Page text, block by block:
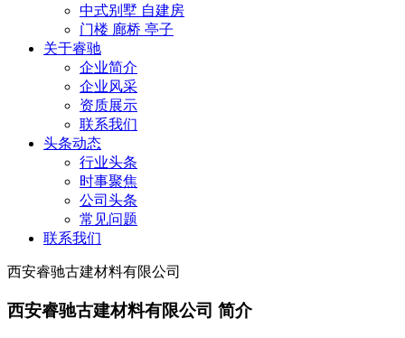
中式别墅 自建房
门楼 廊桥 亭子
关于睿驰
企业简介
企业风采
资质展示
联系我们
头条动态
行业头条
时事聚焦
公司头条
常见问题
联系我们
西安睿驰古建材料有限公司
西安睿驰古建材料有限公司 简介